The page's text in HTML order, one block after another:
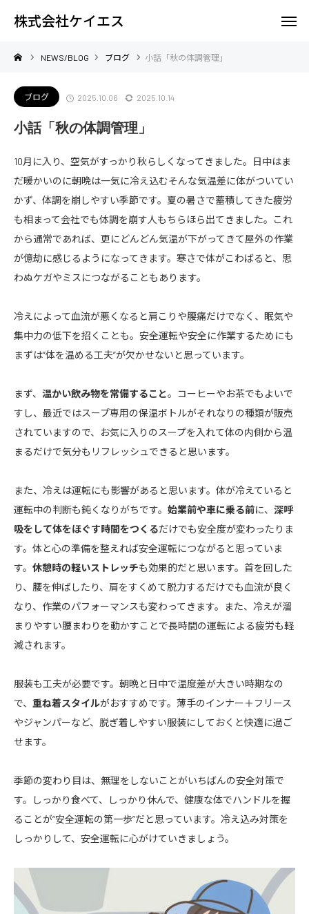
株式会社ケイエス
NEWS/BLOG ブログ 小話「秋の体調管理」
ブログ 2025.10.06 2025.10.14
小話「秋の体調管理」
10月に入り、空気がすっかり秋らしくなってきました。日中はま
だ暖かいのに朝晩は一気に冷え込むそんな気温差に体がついてい
かず、体調を崩しやすい季節です。夏の暑さで蓄積してきた疲労
も相まって会社でも体調を崩す人もちらほら出てきました。これ
から通常であれば、更にどんどん気温が下がってきて屋外の作業
が億劫に感じるようになってきます。寒さで体がこわばると、思
わぬケガやミスにつながることもあります。
冷えによって血流が悪くなると肩こりや腰痛だけでなく、眠気や
集中力の低下を招くことも。安全運転や安全に作業するためにも
まずは“体を温める工夫”が欠かせないと思っています。
まず、 温かい飲み物を常備すること。コーヒーやお茶でもよいで
すし、最近ではスープ専用の保温ボトルがそれなりの種類が販売
されていますので、お気に入りのスープを入れて体の内側から温
まるだけで気分もリフレッシュできると思います。
また、冷えは運転にも影響があると思います。体が冷えていると
運転中の判断も鈍くなりがちです。 始業前や車に乗る前に、 深呼
吸をして体をほぐす時間をつくるだけでも安全度が変わったりま
す。体と心の準備を整えれば安全運転につながると思っていま
す。 休憩時の軽いストレッチも効果的だと思います。首を回した
り、腰を伸ばしたり、肩をすくめて脱力するだけでも血流が良く
なり、作業のパフォーマンスも変わってきます。また、冷えが溜
まりやすい腰まわりを動かすことで長時間の運転による疲労も軽
減されます。
服装も工夫が必要です。朝晩と日中で温度差が大きい時期なの
で、 重ね着スタイルがおすすめです。薄手のインナー＋フリース
やジャンパーなど、脱ぎ着しやすい服装にしておくと快適に過ご
せます。
季節の変わり目は、無理をしないことがいちばんの安全対策で
す。しっかり食べて、しっかり休んで、健康な体でハンドルを握
ることが“安全運転の第一歩”だと思っています。冷え込み対策を
しっかりして、安全運転に心がけていきましょう。